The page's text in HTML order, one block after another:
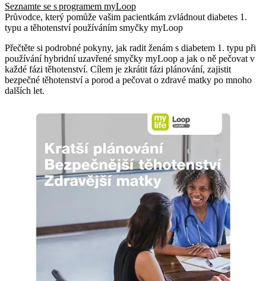
Seznamte se s programem myLoop
Průvodce, který pomůže vašim pacientkám zvládnout diabetes 1.
typu a těhotenství používáním smyčky myLoop
Přečtěte si podrobné pokyny, jak radit ženám s diabetem 1. typu při
používání hybridní uzavřené smyčky myLoop a jak o ně pečovat v
každé fázi těhotenství. Cílem je zkrátit fázi plánování, zajistit
bezpečné těhotenství a porod a pečovat o zdravé matky po mnoho
dalších let.